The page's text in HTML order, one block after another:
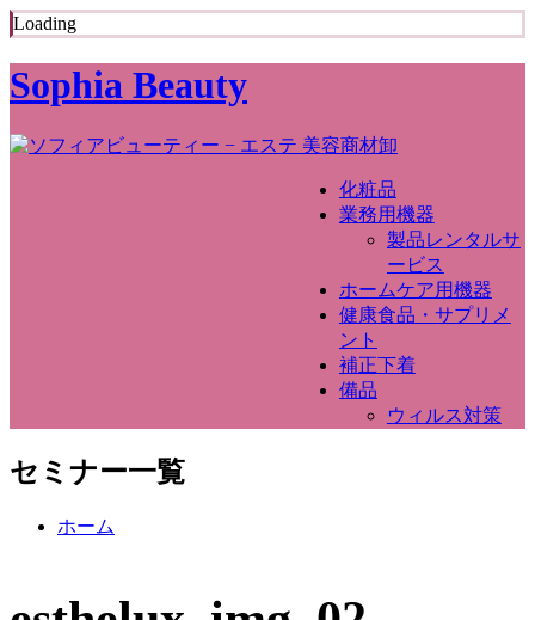
Loading
Sophia Beauty
化粧品
業務用機器
製品レンタルサ
ービス
ホームケア用機器
健康食品・サプリメ
ント
補正下着
備品
ウィルス対策
セミナー一覧
ホーム